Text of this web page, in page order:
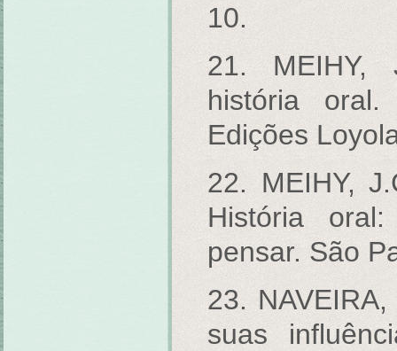
10.
21. MEIHY,
história
Edições
22. MEIHY,
História
pensar. São
23.
suas